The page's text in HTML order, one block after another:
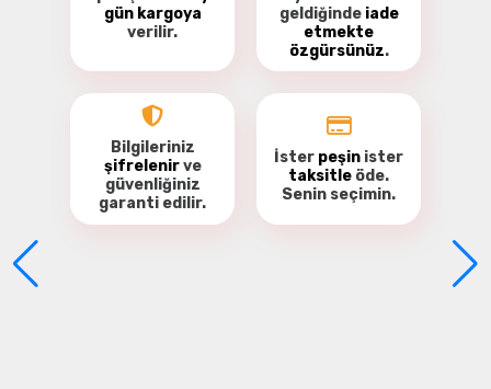
Yorum Yaz
gün kargoya
verilir.
geldiğinde iade
etmekte
özgürsünüz.
Bilgileriniz
şifrelenirve
güvenliğiniz
garanti edilir.
İster peşin ister
taksitle öde.
Senin seçimin.